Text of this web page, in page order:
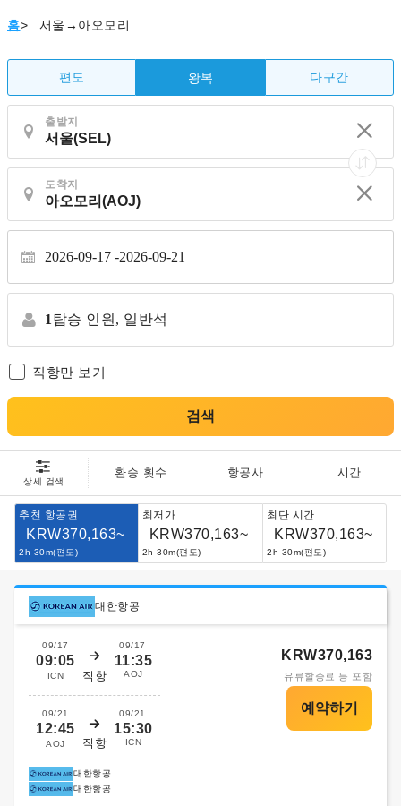
홈> 서울→아오모리
편도 왕복 다구간
출발지
도착지
2026-09-17 2026-09-21
1 탑승 인원, 일반석
직항만 보기
검색
상세 검색
환승 횟수 항공사 시간
추천 항공권
KRW370,163~
2h 30m(편도)
최저가
KRW370,163~
2h 30m(편도)
최단 시간
KRW370,163~
2h 30m(편도)
대한항공
09/17
09:05
ICN 직항
09/17
11:35
AOJ
09/21
12:45
AOJ 직항
09/21
15:30
ICN
KRW370,163
유류할증료 등 포함
대한항공
대한항공